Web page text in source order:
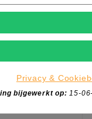
Privacy &
bijgewerkt op: 15-